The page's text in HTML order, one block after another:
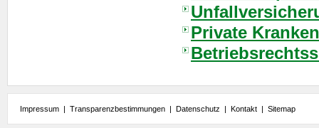
Private
Impressum | Transparenzbestimmungen | Datenschutz | Kontakt | Sitemap